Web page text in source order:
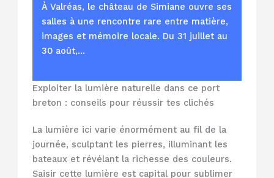
À Valréas, le château de Simiane ouvre ses
salles à une rencontre rare entre matière,
images et mémoire locale. Du 31 juillet au
30 août,…
Exploiter la lumière naturelle dans ce port
breton : conseils pour réussir tes clichés
La lumière ici varie énormément au fil de la
journée, sculptant les pierres, illuminant les
bateaux et révélant la richesse des couleurs.
Saisir cette lumière est capital pour sublimer